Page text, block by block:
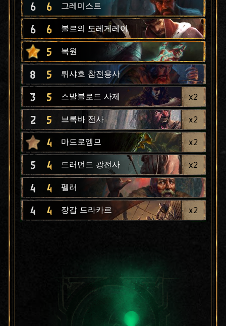
6 6 그레미스트
6 6 볼르의 도레게레이
5 복원
8 5 튀샤흐 참전용사
3 5 스발블로드 사제 x2
2 5 브록바 전사 x2
4 마드로엠므 x2
5 4 드러먼드 광전사 x2
4 4 펠러
4 4 장갑 드라카르 x2